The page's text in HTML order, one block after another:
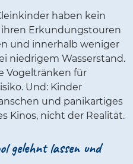
haben kein
ihren Erkundungstouren
und innerhalb weniger
niedrigem Wasserstand.
Vogeltränken für
Und: Kinder
und panikartiges
Kinos, nicht der Realität.
gelehnt lassen und